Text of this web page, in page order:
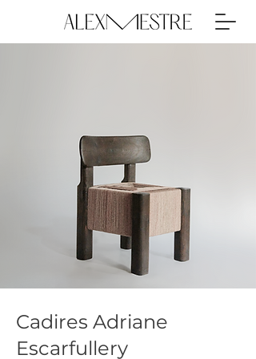
Cadires Adriane
Escarfullery